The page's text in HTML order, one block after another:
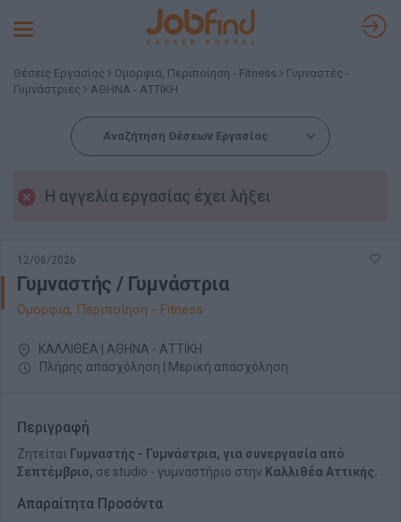
Toggle
Θέσεις Εργασίας Ομορφιά, Περιποίηση - Fitness
Γυμναστές -
Γυμνάστριες
ΑΘΗΝΑ - ΑΤΤΙΚΗ
Αναζήτηση Θέσεων Εργασίας
Η αγγελία εργασίας έχει λήξει
12/06/2026
Γυμναστής / Γυμνάστρια
Ομορφιά, Περιποίηση - Fitness
ΚΑΛΛΙΘΕΑ | ΑΘΗΝΑ - ΑΤΤΙΚΗ
Πλήρης απασχόληση | Μερική απασχόληση
Περιγραφή
Ζητείται Γυμναστής - Γυμνάστρια, για συνεργασία από
Σεπτέμβριο, σε studio - γυμναστήριο στην Καλλιθέα Αττικής.
Απαραίτητα Προσόντα